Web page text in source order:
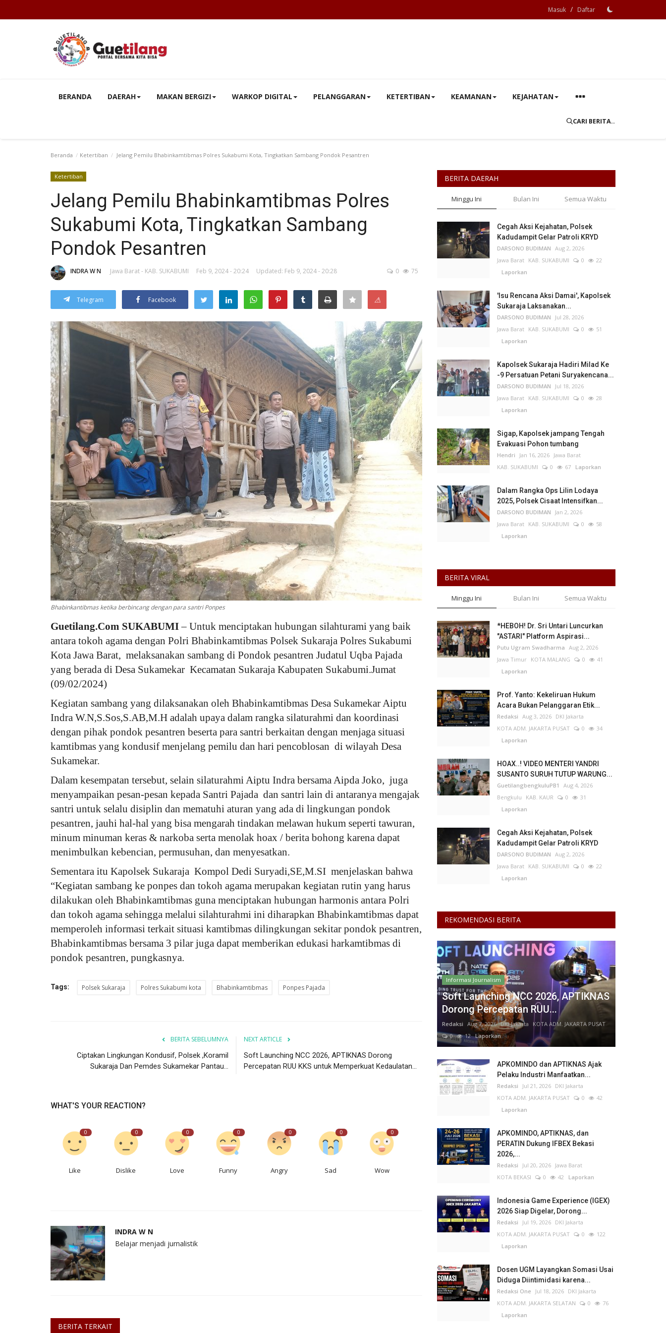
Masuk / Daftar
BERANDA DAERAH MAKAN BERGIZI WARKOP DIGITAL PELANGGARAN KETERTIBAN KEAMANAN KEJAHATAN
CARI BERITA..
Beranda Ketertiban Jelang Pemilu Bhabinkamtibmas Polres Sukabumi Kota, Tingkatkan Sambang Pondok Pesantren
Ketertiban
Jelang Pemilu Bhabinkamtibmas Polres
Sukabumi Kota, Tingkatkan Sambang
Pondok Pesantren
INDRA W N Jawa Barat - KAB. SUKABUMI Feb 9, 2024 - 20:24 Updated: Feb 9, 2024 - 20:28 0 75
Telegram Facebook ⚠
Bhabinkantibmas ketika berbincang dengan para santri Ponpes
Guetilang.Com SUKABUMI– Untuk menciptakan hubungan silahturami yang baik
antara tokoh agama dengan Polri Bhabinkamtibmas Polsek Sukaraja Polres Sukabumi
Kota Jawa Barat, melaksanakan sambang di Pondok pesantren Judatul Uqba Pajada
yang berada di Desa Sukamekar Kecamatan Sukaraja Kabupaten Sukabumi.Jumat
(09/02/2024)
Kegiatan sambang yang dilaksanakan oleh Bhabinkamtibmas Desa Sukamekar Aiptu
Indra W.N,S.Sos,S.AB,M.H adalah upaya dalam rangka silaturahmi dan koordinasi
dengan pihak pondok pesantren beserta para santri berkaitan dengan menjaga situasi
kamtibmas yang kondusif menjelang pemilu dan hari pencoblosan di wilayah Desa
Sukamekar.
Dalam kesempatan tersebut, selain silaturahmi Aiptu Indra bersama Aipda Joko, juga
menyampaikan pesan-pesan kepada Santri Pajada dan santri lain di antaranya mengajak
santri untuk selalu disiplin dan mematuhi aturan yang ada di lingkungan pondok
pesantren, jauhi hal-hal yang bisa mengarah tindakan melawan hukum seperti tawuran,
minum minuman keras & narkoba serta menolak hoax / berita bohong karena dapat
menimbulkan kebencian, permusuhan, dan menyesatkan.
Sementara itu Kapolsek Sukaraja Kompol Dedi Suryadi,SE,M.SI menjelaskan bahwa
“Kegiatan sambang ke ponpes dan tokoh agama merupakan kegiatan rutin yang harus
dilakukan oleh Bhabinkamtibmas guna menciptakan hubungan harmonis antara Polri
dan tokoh agama sehingga melalui silahturahmi ini diharapkan Bhabinkamtibmas dapat
memperoleh informasi terkait situasi kamtibmas dilingkungan sekitar pondok pesantren,
Bhabinkamtibmas bersama 3 pilar juga dapat memberikan edukasi harkamtibmas di
pondok pesantren, pungkasnya.
Tags: Polsek Sukaraja Polres Sukabumi kota Bhabinkamtibmas Ponpes Pajada
BERITA SEBELUMNYA
Ciptakan Lingkungan Kondusif, Polsek ,Koramil
Sukaraja Dan Pemdes Sukamekar Pantau...
NEXT ARTICLE
Soft Launching NCC 2026, APTIKNAS Dorong
Percepatan RUU KKS untuk Memperkuat Kedaulatan...
WHAT'S YOUR REACTION?
0
Like
0
Dislike
0
Love
0
Funny
0
Angry
0
Sad
0
Wow
INDRA W N
Belajar menjadi jurnalistik
BERITA TERKAIT
BERITA DAERAH
Minggu Ini Bulan Ini Semua Waktu
Cegah Aksi Kejahatan, Polsek
Kadudampit Gelar Patroli KRYD
DARSONO BUDIMAN Aug 2, 2026
Jawa Barat KAB. SUKABUMI 0
22
Laporkan
'Isu Rencana Aksi Damai', Kapolsek
Sukaraja Laksanakan...
DARSONO BUDIMAN
Jul 28, 2026
Jawa Barat KAB. SUKABUMI 0
51
Laporkan
Kapolsek Sukaraja Hadiri Milad Ke
-9 Persatuan Petani Suryakencana...
DARSONO BUDIMAN
Jul 18, 2026
Jawa Barat KAB. SUKABUMI 0
28
Laporkan
Sigap, Kapolsek jampang Tengah
Evakuasi Pohon tumbang
Hendri Jan 16, 2026 Jawa Barat
KAB. SUKABUMI
0 67 Laporkan
Dalam Rangka Ops Lilin Lodaya
2025, Polsek Cisaat Intensifkan...
DARSONO BUDIMAN
Jan 2, 2026
Jawa Barat KAB. SUKABUMI 0
58
Laporkan
BERITA VIRAL
Minggu Ini Bulan Ini Semua Waktu
*HEBOH! Dr. Sri Untari Luncurkan
"ASTARI" Platform Aspirasi...
Putu Ugram Swadharma Aug 2, 2026
Jawa Timur KOTA MALANG 0
41
Laporkan
Prof. Yanto: Kekeliruan Hukum
Acara Bukan Pelanggaran Etik...
Redaksi Aug 3, 2026 DKI Jakarta
KOTA ADM. JAKARTA PUSAT
0
34
Laporkan
HOAX..! VIDEO MENTERI YANDRI
SUSANTO SURUH TUTUP WARUNG...
GuetilangbengkuluPB1
Aug 4, 2026
Bengkulu
KAB. KAUR 0
31
Laporkan
Cegah Aksi Kejahatan, Polsek
Kadudampit Gelar Patroli KRYD
DARSONO BUDIMAN Aug 2, 2026
Jawa Barat KAB. SUKABUMI 0
22
Laporkan
REKOMENDASI BERITA
Informasi Journalism
Soft Launching NCC 2026, APTIKNAS
Dorong Percepatan RUU...
Redaksi Aug 7, 2026 DKI Jakarta
KOTA ADM. JAKARTA PUSAT
0
12Laporkan
APKOMINDO dan APTIKNAS Ajak
Pelaku Industri Manfaatkan...
Redaksi Jul 21, 2026 DKI Jakarta
KOTA ADM. JAKARTA PUSAT
0
42
Laporkan
APKOMINDO, APTIKNAS, dan
PERATIN Dukung IFBEX Bekasi
2026,...
Redaksi Jul 20, 2026 Jawa Barat
KOTA BEKASI
0 42 Laporkan
Indonesia Game Experience (IGEX)
2026 Siap Digelar, Dorong...
Redaksi Jul 19, 2026 DKI Jakarta
KOTA ADM. JAKARTA PUSAT
0
122
Laporkan
Dosen UGM Layangkan Somasi Usai
Diduga Diintimidasi karena...
Redaksi One Jul 18, 2026 DKI Jakarta
KOTA ADM. JAKARTA SELATAN
0
76
Laporkan